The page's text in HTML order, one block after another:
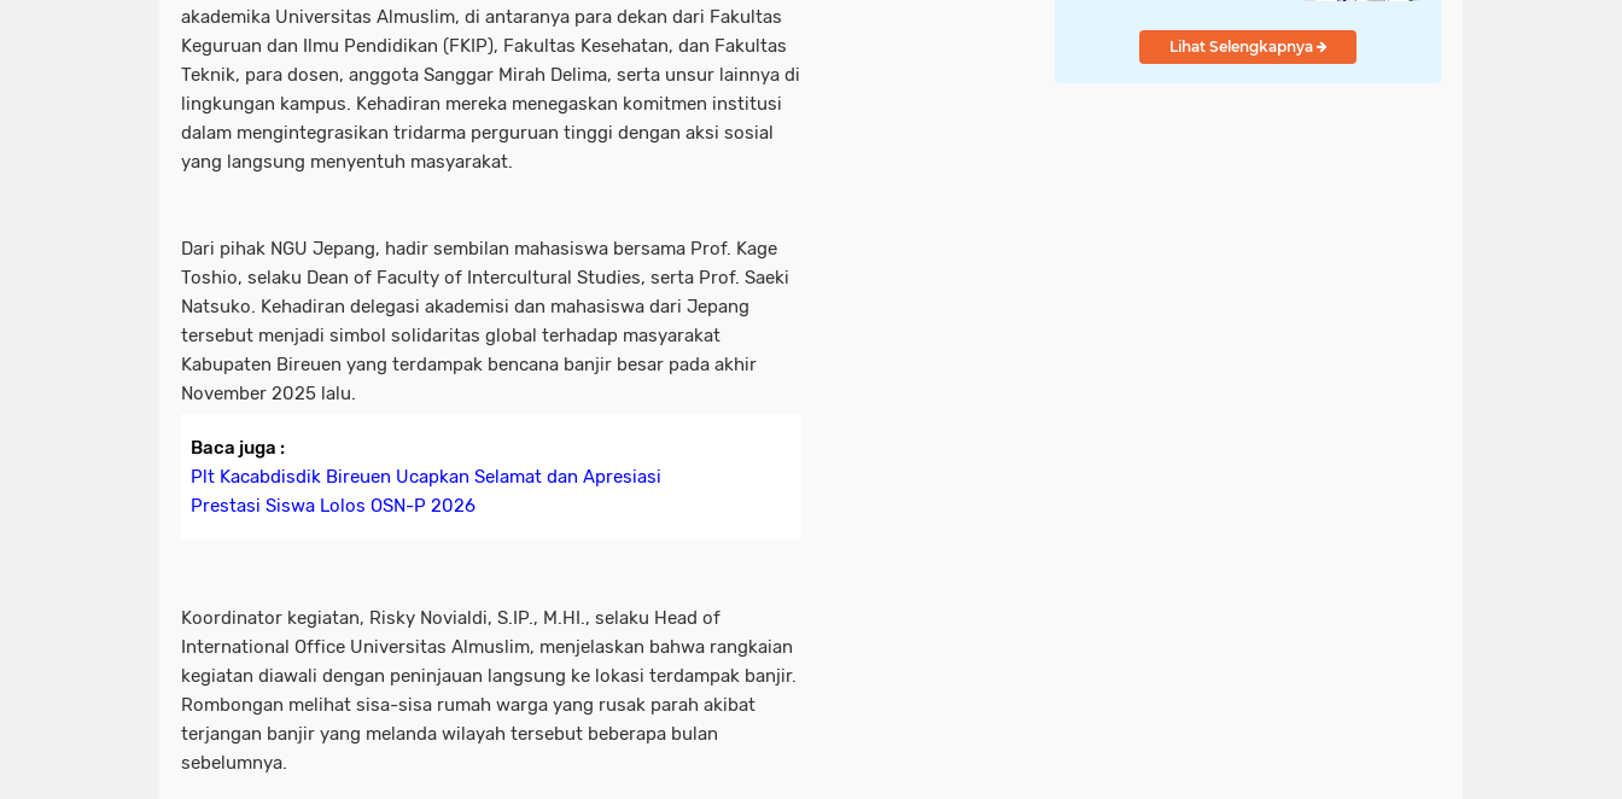
akademika Universitas Almuslim, di antaranya para dekan dari Fakultas
Keguruan dan Ilmu Pendidikan (FKIP), Fakultas Kesehatan, dan Fakultas
Teknik, para dosen, anggota Sanggar Mirah Delima, serta unsur lainnya di
lingkungan kampus. Kehadiran mereka menegaskan komitmen institusi
dalam mengintegrasikan tridarma perguruan tinggi dengan aksi sosial
yang langsung menyentuh masyarakat.
Dari pihak NGU Jepang, hadir sembilan mahasiswa bersama Prof. Kage
Toshio, selaku Dean of Faculty of Intercultural Studies, serta Prof. Saeki
Natsuko. Kehadiran delegasi akademisi dan mahasiswa dari Jepang
tersebut menjadi simbol solidaritas global terhadap masyarakat
Kabupaten Bireuen yang terdampak bencana banjir besar pada akhir
November 2025 lalu.
Baca juga :
Plt Kacabdisdik Bireuen Ucapkan Selamat dan Apresiasi
Prestasi Siswa Lolos OSN-P 2026
Koordinator kegiatan, Risky Novialdi, S.IP., M.HI., selaku Head of
International Office Universitas Almuslim, menjelaskan bahwa rangkaian
kegiatan diawali dengan peninjauan langsung ke lokasi terdampak banjir.
Rombongan melihat sisa-sisa rumah warga yang rusak parah akibat
terjangan banjir yang melanda wilayah tersebut beberapa bulan
sebelumnya.
Wapres
Lihat Selengkapnya